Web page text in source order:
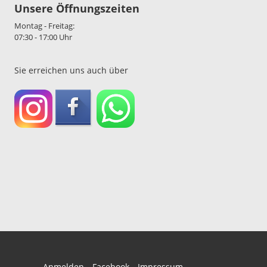
Unsere Öffnungszeiten
Montag - Freitag:
07:30 - 17:00 Uhr
Sie erreichen uns auch über